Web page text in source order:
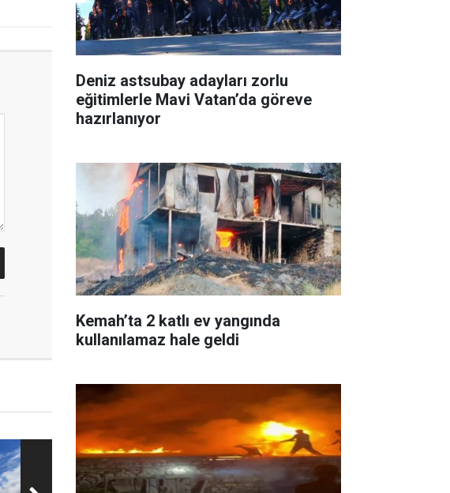
Deniz astsubay adayları zorlu
eğitimlerle Mavi Vatan’da göreve
hazırlanıyor
Kemah’ta 2 katlı ev yangında
kullanılamaz hale geldi